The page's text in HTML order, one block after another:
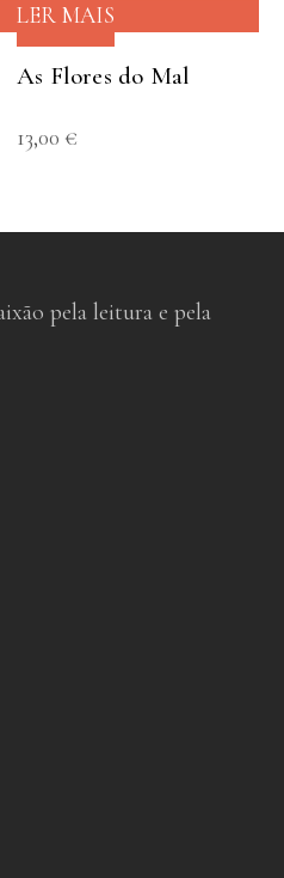
LER MAIS
As Flores do Mal
13,00 €
pela leitura e pela